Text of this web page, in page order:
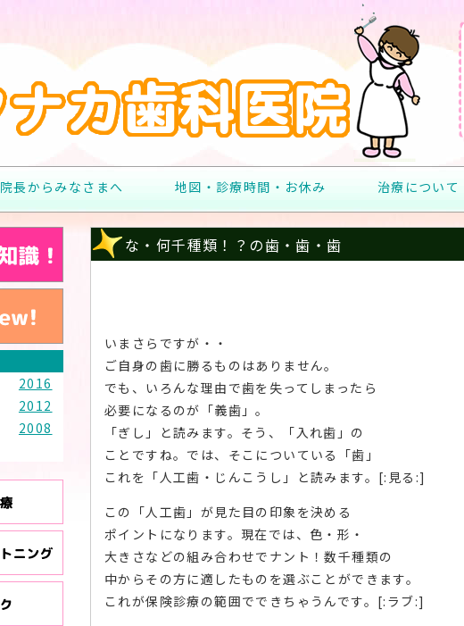
院長からみなさまへ 地図・診療時間・お休み 治療について
な・何千種類！？の歯・歯・歯
いまさらですが・・
ご自身の歯に勝るものはありません。
でも、いろんな理由で歯を失ってしまったら
必要になるのが「義歯」。
「ぎし」と読みます。そう、「入れ歯」の
ことですね。では、そこについている「歯」
これを「人工歯・じんこうし」と読みます。[:見る:]
この「人工歯」が見た目の印象を決める
ポイントになります。現在では、色・形・
大きさなどの組み合わせでナント！数千種類の
中からその方に適したものを選ぶことができます。
これが保険診療の範囲でできちゃうんです。[:ラブ:]
2016
2012
2008